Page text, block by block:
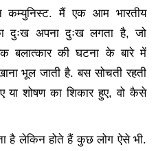
कम्युनिस्ट. मैं एक आम भारतीय
दुःख अपना दुःख लगता है, जो
बलात्कार की घटना के बारे में
भूल जाती है. बस सोचती रहती
शोषण का शिकार हुए, वो कैसे
है लेकिन होते हैं कुछ लोग ऐसे भी.